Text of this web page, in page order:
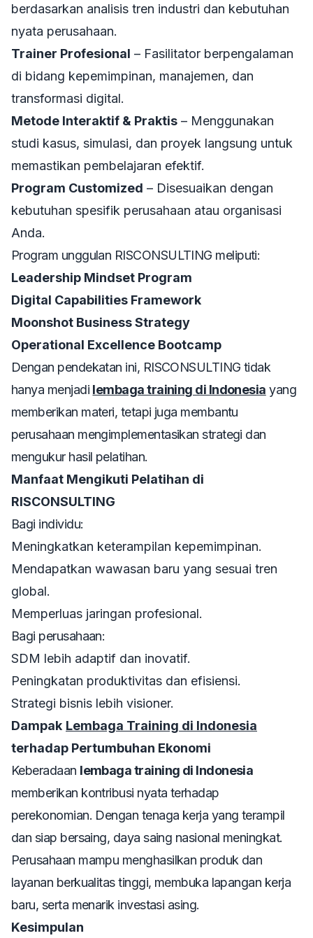
berdasarkan analisis tren industri dan kebutuhan
nyata perusahaan.
Trainer Profesional – Fasilitator berpengalaman
di bidang kepemimpinan, manajemen, dan
transformasi digital.
Metode Interaktif & Praktis – Menggunakan
studi kasus, simulasi, dan proyek langsung untuk
memastikan pembelajaran efektif.
Program Customized – Disesuaikan dengan
kebutuhan spesifik perusahaan atau organisasi
Anda.
Program unggulan RISCONSULTING meliputi:
Leadership Mindset Program
Digital Capabilities Framework
Moonshot Business Strategy
Operational Excellence Bootcamp
Dengan pendekatan ini, RISCONSULTING tidak
hanya menjadi lembaga training di Indonesia yang
memberikan materi, tetapi juga membantu
perusahaan mengimplementasikan strategi dan
mengukur hasil pelatihan.
Manfaat Mengikuti Pelatihan di
RISCONSULTING
Bagi individu:
Meningkatkan keterampilan kepemimpinan.
Mendapatkan wawasan baru yang sesuai tren
global.
Memperluas jaringan profesional.
Bagi perusahaan:
SDM lebih adaptif dan inovatif.
Peningkatan produktivitas dan efisiensi.
Strategi bisnis lebih visioner.
Dampak Lembaga Training di Indonesia
terhadap Pertumbuhan Ekonomi
Keberadaan lembaga training di Indonesia
memberikan kontribusi nyata terhadap
perekonomian. Dengan tenaga kerja yang terampil
dan siap bersaing, daya saing nasional meningkat.
Perusahaan mampu menghasilkan produk dan
layanan berkualitas tinggi, membuka lapangan kerja
baru, serta menarik investasi asing.
Kesimpulan